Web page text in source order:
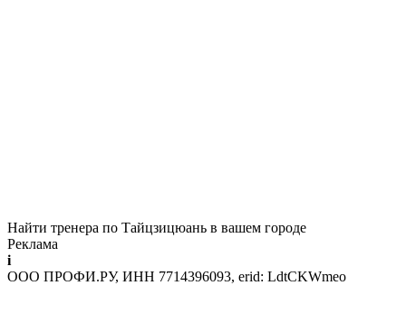
Найти тренера по Тайцзицюань в вашем городе
Реклама
i
ООО ПРОФИ.РУ, ИНН 7714396093, erid: LdtCKWmeo